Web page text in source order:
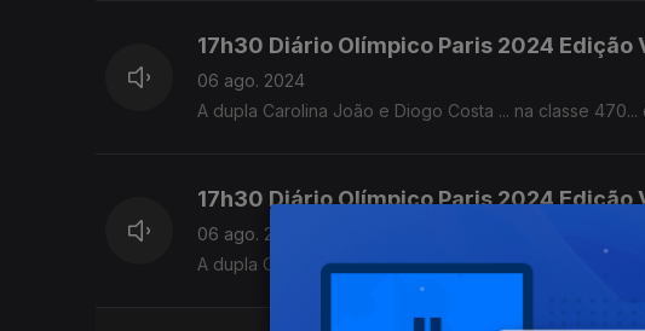
17h30 Diário Olímpico Paris 2024 Edição
06 ago. 2024
A dupla Carolina João e Diogo Costa ... na classe
17h30 Diário Olímpico Paris 2024 Edição
06 ago. 2024
A dupla Carolina João e Diogo Costa, na classe 470,